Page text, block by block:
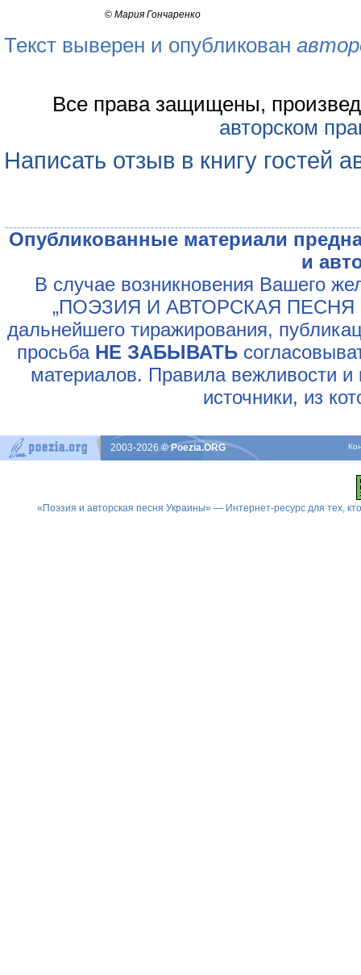
© Мария Гончаренко
Текст выверен и опубликован
Все права защищены,
авторском
Написать отзыв в книгу гостей
Опубликованные материали
и
В случае возникновения Вашего
„ПОЭЗИЯ И АВТОРСКАЯ ПЕСНЯ
дальнейшего тиражирования,
просьба НЕ ЗАБЫВАТЬ
материалов. Правила вежливости и
источники, из
2003-2026© Poezia.ORG
«Поэзия и авторская песня Украины» — Интернет-ресурс для тех,